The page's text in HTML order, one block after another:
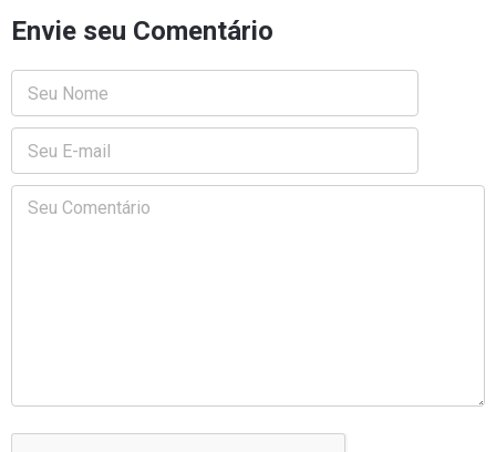
Envie seu Comentário